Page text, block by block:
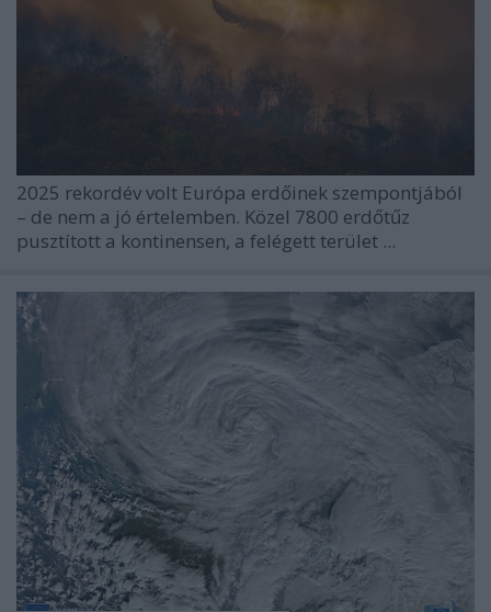
2025 rekordév volt Európa erdőinek szempontjából
– de nem a jó értelemben. Közel 7800 erdőtűz
pusztított a kontinensen, a felégett terület ...